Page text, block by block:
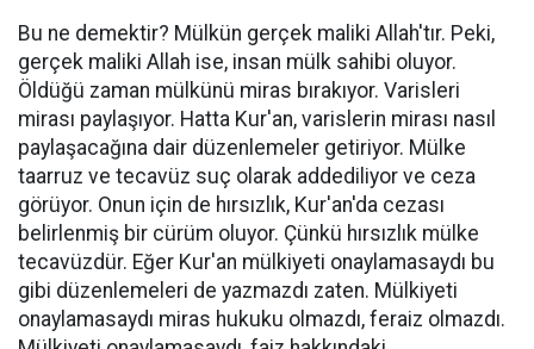
Bu ne demektir? Mülkün gerçek maliki Allah'tır. Peki,
gerçek maliki Allah ise, insan mülk sahibi oluyor.
Öldüğü zaman mülkünü miras bırakıyor. Varisleri
mirası paylaşıyor. Hatta Kur'an, varislerin mirası nasıl
paylaşacağına dair düzenlemeler getiriyor. Mülke
taarruz ve tecavüz suç olarak addediliyor ve ceza
görüyor. Onun için de hırsızlık, Kur'an'da cezası
belirlenmiş bir cürüm oluyor. Çünkü hırsızlık mülke
tecavüzdür. Eğer Kur'an mülkiyeti onaylamasaydı bu
gibi düzenlemeleri de yazmazdı zaten. Mülkiyeti
onaylamasaydı miras hukuku olmazdı, feraiz olmazdı.